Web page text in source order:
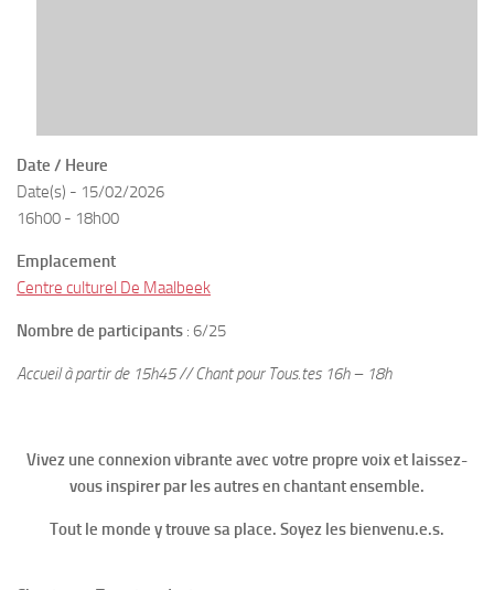
Date / Heure
Date(s) - 15/02/2026
16h00 - 18h00
Emplacement
Centre culturel De Maalbeek
Nombre de participants : 6/25
Accueil à partir de 15h45 // Chant pour Tous.tes 16h – 18h
Vivez une connexion vibrante avec votre propre voix et laissez-
vous inspirer par les autres en chantant ensemble.
Tout le monde y trouve sa place. Soyez les bienvenu.e.s.